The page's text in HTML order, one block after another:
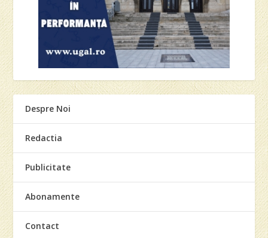
Despre Noi
Redactia
Publicitate
Abonamente
Contact